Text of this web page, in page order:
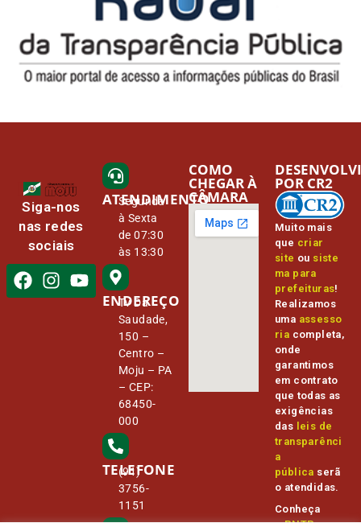
Siga-nos
nas redes
sociais
ATENDIMENTO
Segunda
à Sexta
de 07:30
às 13:30
ENDEREÇO
Tv Da
Saudade,
150 –
Centro –
Moju – PA
– CEP:
68450-
000
TELEFONE
(91)
3756-
1151
COMO
CHEGAR À
CÂMARA
Muito mais
que criar
site ou siste
ma para
prefeituras!
Realizamos
uma assesso
ria completa,
onde
garantimos
em contrato
que todas as
exigências
das leis de
transparênci
a
pública serã
o atendidas.
Conheça
POR CR2